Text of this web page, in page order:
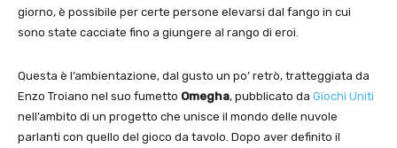
giorno, è possibile per certe persone elevarsi dal fango in cui
sono state cacciate fino a giungere al rango di eroi.
Questa è l’ambientazione, dal gusto un po’ retrò, tratteggiata da
Enzo Troiano nel suo fumetto Omegha, pubblicato da Giochi Uniti
nell’ambito di un progetto che unisce il mondo delle nuvole
parlanti con quello del gioco da tavolo. Dopo aver definito il